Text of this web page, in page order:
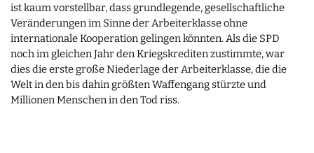
ist kaum vorstellbar, dass grundlegende, gesellschaftliche
Veränderungen im Sinne der Arbeiterklasse ohne
internationale Kooperation gelingen könnten. Als die SPD
noch im gleichen Jahr den Kriegskrediten zustimmte, war
dies die erste große Niederlage der Arbeiterklasse, die die
Welt in den bis dahin größten Waffengang stürzte und
Millionen Menschen in den Tod riss.